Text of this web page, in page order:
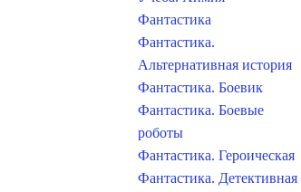
Фантастика
Фантастика.
Альтернативная история
Фантастика. Боевик
Фантастика. Боевые
роботы
Фантастика. Героическая
Фантастика. Детективная